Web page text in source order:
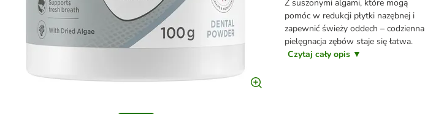
Z suszonymi algami, które mogą
pomóc w redukcji płytki nazębnej i
zapewnić świeży oddech – codzienna
pielęgnacja zębów staje się łatwa.
Czytaj cały opis ▼